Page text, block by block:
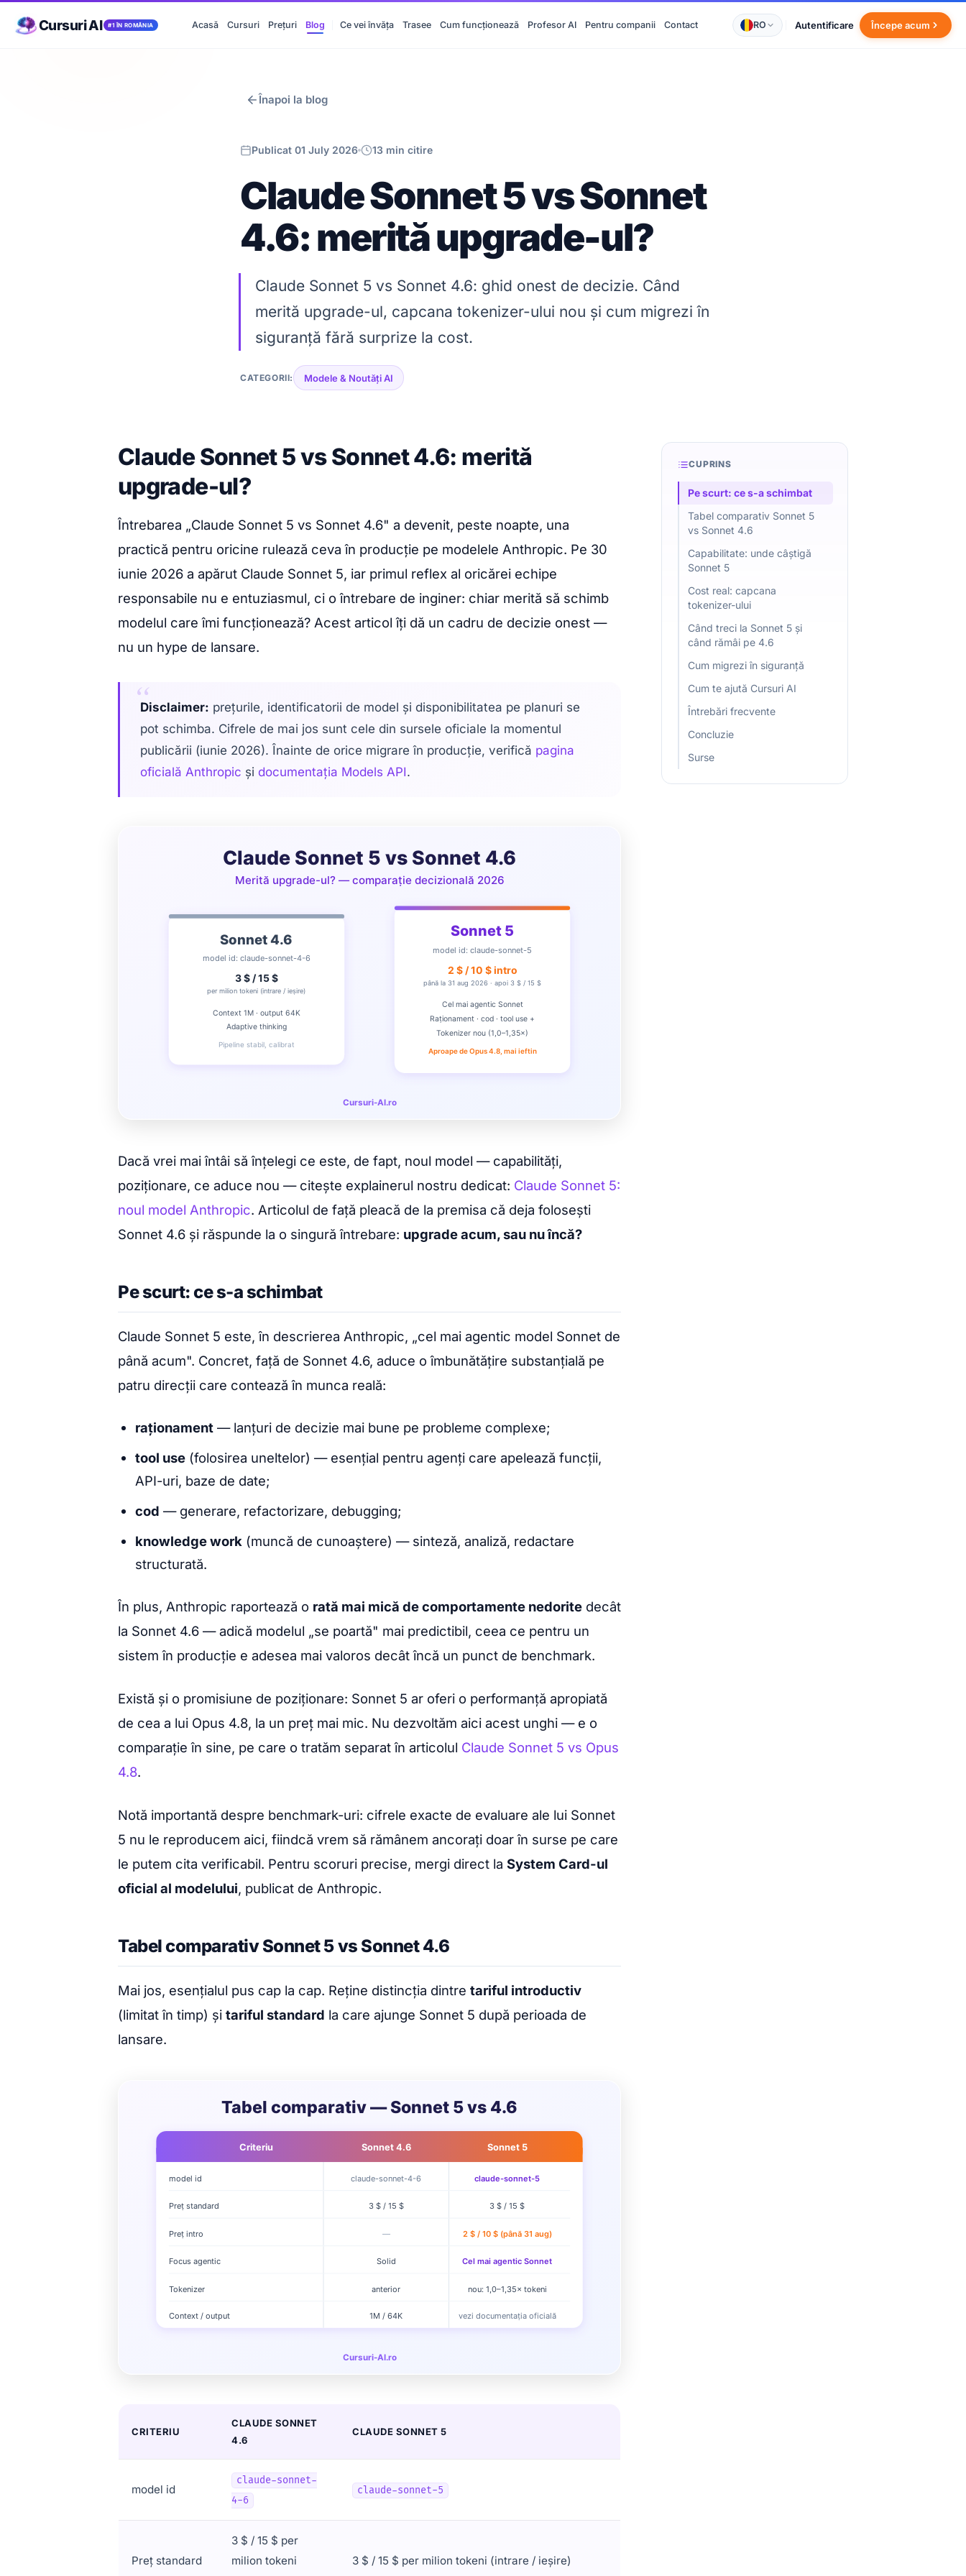
Cursuri AI #1 ÎN ROMÂNIA Acasă Cursuri Prețuri Blog Ce vei învăța Trasee Cum funcționează Profesor AI Pentru companii Contact RO Autentificare Începe acum
Înapoi la blog
Publicat 01 July 2026 13 min citire
Claude Sonnet 5 vs Sonnet
4.6: merită upgrade-ul?
Claude Sonnet 5 vs Sonnet 4.6: ghid onest de decizie. Când
merită upgrade-ul, capcana tokenizer-ului nou și cum migrezi în
siguranță fără surprize la cost.
CATEGORII: Modele & Noutăți AI
Claude Sonnet 5 vs Sonnet 4.6: merită
upgrade-ul?
Întrebarea „Claude Sonnet 5 vs Sonnet 4.6" a devenit, peste noapte, una
practică pentru oricine rulează ceva în producție pe modelele Anthropic. Pe 30
iunie 2026 a apărut Claude Sonnet 5, iar primul reflex al oricărei echipe
responsabile nu e entuziasmul, ci o întrebare de inginer: chiar merită să schimb
modelul care îmi funcționează? Acest articol îți dă un cadru de decizie onest —
nu un hype de lansare.
Disclaimer: prețurile, identificatorii de model și disponibilitatea pe planuri se
pot schimba. Cifrele de mai jos sunt cele din sursele oficiale la momentul
publicării (iunie 2026). Înainte de orice migrare în producție, verifică pagina
oficială Anthropic și documentația Models API.
Dacă vrei mai întâi să înțelegi ce este, de fapt, noul model — capabilități,
poziționare, ce aduce nou — citește explainerul nostru dedicat: Claude Sonnet 5:
noul model Anthropic. Articolul de față pleacă de la premisa că deja folosești
Sonnet 4.6 și răspunde la o singură întrebare: upgrade acum, sau nu încă?
Pe scurt: ce s-a schimbat
Claude Sonnet 5 este, în descrierea Anthropic, „cel mai agentic model Sonnet de
până acum". Concret, față de Sonnet 4.6, aduce o îmbunătățire substanțială pe
patru direcții care contează în munca reală:
raționament — lanțuri de decizie mai bune pe probleme complexe;
tool use (folosirea uneltelor) — esențial pentru agenți care apelează funcții,
API-uri, baze de date;
cod — generare, refactorizare, debugging;
knowledge work (muncă de cunoaștere) — sinteză, analiză, redactare
structurată.
În plus, Anthropic raportează o rată mai mică de comportamente nedorite decât
la Sonnet 4.6 — adică modelul „se poartă" mai predictibil, ceea ce pentru un
sistem în producție e adesea mai valoros decât încă un punct de benchmark.
Există și o promisiune de poziționare: Sonnet 5 ar oferi o performanță apropiată
de cea a lui Opus 4.8, la un preț mai mic. Nu dezvoltăm aici acest unghi — e o
comparație în sine, pe care o tratăm separat în articolul Claude Sonnet 5 vs Opus
4.8.
Notă importantă despre benchmark-uri: cifrele exacte de evaluare ale lui Sonnet
5 nu le reproducem aici, fiindcă vrem să rămânem ancorați doar în surse pe care
le putem cita verificabil. Pentru scoruri precise, mergi direct la System Card-ul
oficial al modelului, publicat de Anthropic.
Tabel comparativ Sonnet 5 vs Sonnet 4.6
Mai jos, esențialul pus cap la cap. Reține distincția dintre tariful introductiv
(limitat în timp) și tariful standard la care ajunge Sonnet 5 după perioada de
lansare.
CRITERIU
CLAUDE SONNET
4.6
CLAUDE SONNET 5
model id
claude-sonnet-
4-6
claude-sonnet-5
Preț standard
3 $ / 15 $ per
milion tokeni
3 $ / 15 $ per milion tokeni (intrare / ieșire)
CUPRINS
Pe scurt: ce s-a schimbat
Tabel comparativ Sonnet 5
vs Sonnet 4.6
Capabilitate: unde câștigă
Sonnet 5
Cost real: capcana
tokenizer-ului
Când treci la Sonnet 5 și
când rămâi pe 4.6
Cum migrezi în siguranță
Cum te ajută Cursuri AI
Întrebări frecvente
Concluzie
Surse